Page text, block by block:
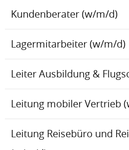
Kundenberater (w/m/d)
Lagermitarbeiter (w/m/d)
Leiter Ausbildung &
Leitung mobiler Vertrieb
Leitung Reisebüro und